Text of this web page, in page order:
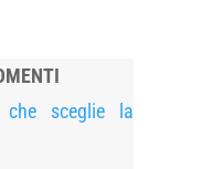
che sceglie la